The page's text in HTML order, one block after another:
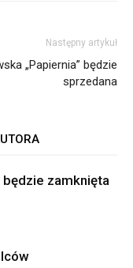
Następny artykuł
„Papiernia” będzie
sprzedana
zamknięta